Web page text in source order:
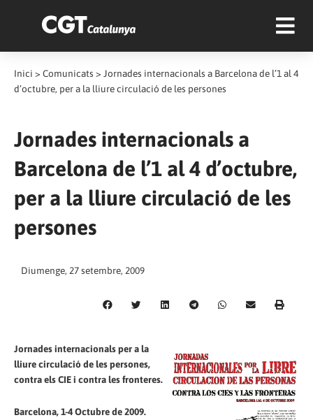
Inici > Comunicats > Jornades internacionals a Barcelona de l’1 al 4
d’octubre, per a la lliure circulació de les persones
Jornades internacionals a
Barcelona de l’1 al 4 d’octubre,
per a la lliure circulació de les
persones
Diumenge, 27 setembre, 2009
Jornades internacionals per a la
lliure circulació de les persones,
contra els CIE i contra les fronteres.
Barcelona, 1-4 Octubre de 2009.